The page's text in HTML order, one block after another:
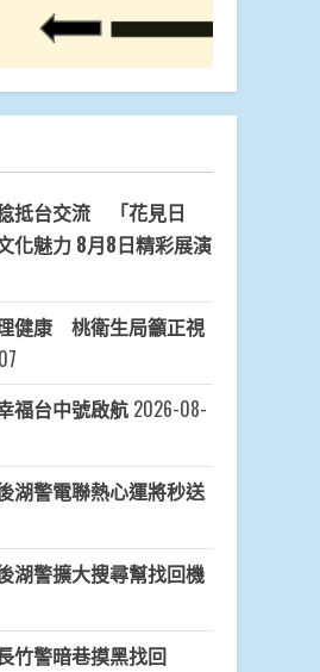
抵台交流 「花見日
化魅力 8月8日精彩展演
健康 桃衛生局籲正視
福台中號啟航 2026-08-
警電聯熱心運將秒送
警擴大搜尋幫找回機
警暗巷摸黑找回